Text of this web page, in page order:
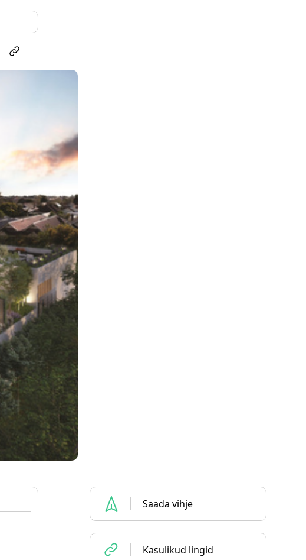
Saada vihje
Kasulikud lingid